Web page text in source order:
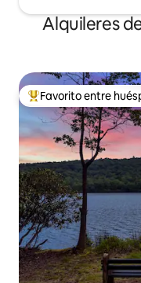
Alquileres
De los mejores en
Favorito entre